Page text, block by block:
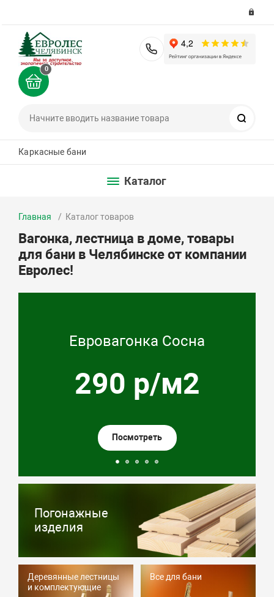
0
Каркасные бани
Каталог
Главная Каталог товаров
Вагонка, лестница в доме, товары
для бани в Челябинске от компании
Евролес!
Евровагонка Сосна
290 р/м2
Посмотреть
Погонажные
изделия
Деревянные лестницы
и комплектующие
Все для бани